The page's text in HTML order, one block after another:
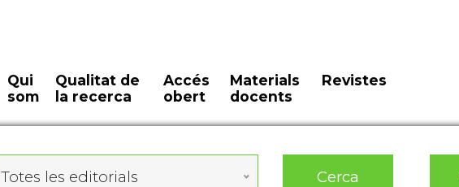
Qui
som
Qualitat de
la recerca
Accés
obert
Materials
docents
Revistes
Totes les editorials Cerca